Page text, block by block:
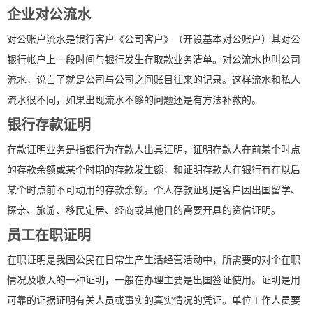
企业对公流水
对公账户流水是银行客户《公司客户》（开设基本对公账户）其对公
银行帐户上一段时间与银行发生存取款业务清单。对公流水也叫公司
流水，说白了就是公司与公司之间账目往来的记录。这样流水和私人
流水很不同，如果出现流水不够的问题还是有方法补救的。
银行存款证明
存款证明业务是指银行为存款人出具证明，证明存款人在前某个时点
的存款余额或某个时期的存款发生额，和证明存款人在银行有在以后
某个时点前不可动用的存款余额。个人存款证明是客户因出国留学、
探亲、旅游、移民定居、经商或其他目的需要开具的资信证明。
员工在职证明
在职证明是我国公民在日常生产生活经营活动中，所需要的对个在职
情况及收入的一种证明，一般在办理主要是出国签证使用。证明是用
可靠的证据证明有关人员或事实的真实情况的凭证。单位工作人员要